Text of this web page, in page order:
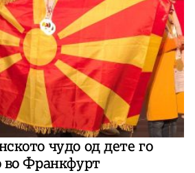
чудо од дете го
во Франкфурт